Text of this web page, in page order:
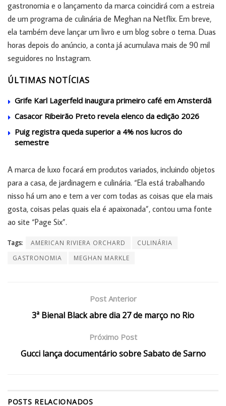
gastronomia e o lançamento da marca coincidirá com a estreia
de um programa de culinária de Meghan na Netflix. Em breve,
ela também deve lançar um livro e um blog sobre o tema. Duas
horas depois do anúncio, a conta já acumulava mais de 90 mil
seguidores no Instagram.
ÚLTIMAS NOTÍCIAS
Grife Karl Lagerfeld inaugura primeiro café em Amsterdã
Casacor Ribeirão Preto revela elenco da edição 2026
Puig registra queda superior a 4% nos lucros do
semestre
A marca de luxo focará em produtos variados, incluindo objetos
para a casa, de jardinagem e culinária. “Ela está trabalhando
nisso há um ano e tem a ver com todas as coisas que ela mais
gosta, coisas pelas quais ela é apaixonada”, contou uma fonte
ao site “Page Six”.
Tags: AMERICAN RIVIERA ORCHARD
CULINÁRIA
GASTRONOMIA
MEGHAN MARKLE
Post Anterior
3ª Bienal Black abre dia 27 de março no Rio
Próximo Post
Gucci lança documentário sobre Sabato de Sarno
POSTS RELACIONADOS